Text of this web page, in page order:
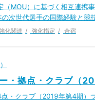
（MOU）に基づく相互連携
の次世代選手の国際経験と
化関連 強化指定 合宿
・拠点・クラブ（
・クラブ（2019年第4期）